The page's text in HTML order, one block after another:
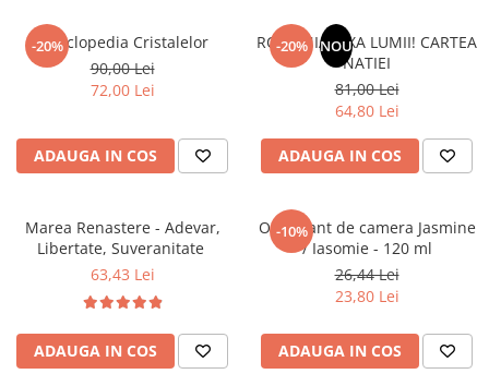
ScienceConnection
-20%
Enciclopedia Cristalelor
90,00 Lei
72,00 Lei
ADAUGA IN COS
-20% NOU
ROMANIA, AXA LUMII! CARTEA
NATIEI
81,00 Lei
64,80 Lei
ADAUGA IN COS
Marea Renastere - Adevar,
Libertate, Suveranitate
63,43 Lei
ADAUGA IN COS
-10%
Odorizant de camera Jasmine
/ Iasomie - 120 ml
26,44 Lei
23,80 Lei
ADAUGA IN COS